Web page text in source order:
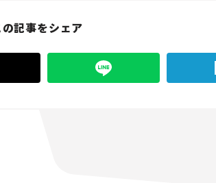
の記事をシェア